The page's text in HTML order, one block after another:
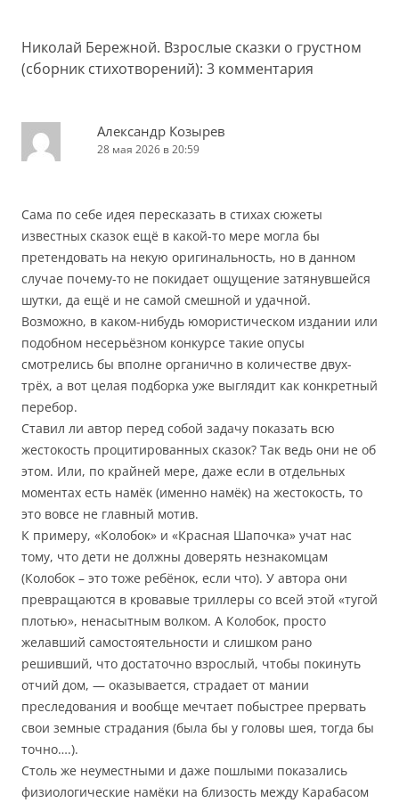
Николай Бережной. Взрослые сказки о грустном
(сборник стихотворений): 3 комментария
Александр Козырев
28 мая 2026 в 20:59
Сама по себе идея пересказать в стихах сюжеты
известных сказок ещё в какой-то мере могла бы
претендовать на некую оригинальность, но в данном
случае почему-то не покидает ощущение затянувшейся
шутки, да ещё и не самой смешной и удачной.
Возможно, в каком-нибудь юмористическом издании или
подобном несерьёзном конкурсе такие опусы
смотрелись бы вполне органично в количестве двух-
трёх, а вот целая подборка уже выглядит как конкретный
перебор.
Ставил ли автор перед собой задачу показать всю
жестокость процитированных сказок? Так ведь они не об
этом. Или, по крайней мере, даже если в отдельных
моментах есть намёк (именно намёк) на жестокость, то
это вовсе не главный мотив.
К примеру, «Колобок» и «Красная Шапочка» учат нас
тому, что дети не должны доверять незнакомцам
(Колобок – это тоже ребёнок, если что). У автора они
превращаются в кровавые триллеры со всей этой «тугой
плотью», ненасытным волком. А Колобок, просто
желавший самостоятельности и слишком рано
решивший, что достаточно взрослый, чтобы покинуть
отчий дом, — оказывается, страдает от мании
преследования и вообще мечтает побыстрее прервать
свои земные страдания (была бы у головы шея, тогда бы
точно….).
Столь же неуместными и даже пошлыми показались
физиологические намёки на близость между Карабасом